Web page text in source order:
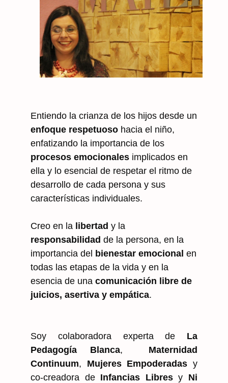
Entiendo la crianza de los hijos desde un
enfoque respetuoso hacia el niño,
enfatizando la importancia de los
procesos emocionales implicados en
ella y lo esencial de respetar el ritmo de
desarrollo de cada persona y sus
características individuales.
Creo en la libertad y la
responsabilidad de la persona, en la
importancia del bienestar emocional en
todas las etapas de la vida y en la
esencia de una comunicación libre de
juicios, asertiva y empática.
Soy colaboradora experta de La
Pedagogía Blanca, Maternidad
Continuum, Mujeres Empoderadas y
co-creadora de Infancias Libresy Ni